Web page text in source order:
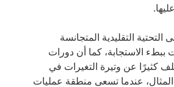
التحتية التقليدية المتجانسة
ببطء الاستجابة، كما أن دورات
كثيرًا عن وتيرة التغيرات في
عندما تسعى منطقة عمليات